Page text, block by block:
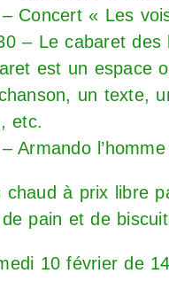
Concert « Les
– Le cabaret des
est un espace
un texte,
etc.
Armando
chaud à prix libre
pain et de
10 février de